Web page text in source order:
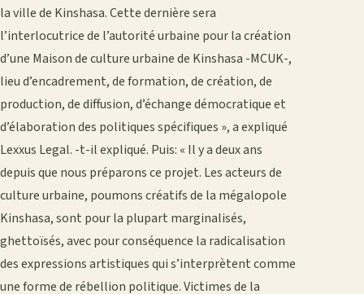
la ville de Kinshasa. Cette dernière sera
l’interlocutrice de l’autorité urbaine pour la création
d’une Maison de culture urbaine de Kinshasa -MCUK-,
lieu d’encadrement, de formation, de création, de
production, de diffusion, d’échange démocratique et
d’élaboration des politiques spécifiques », a expliqué
Lexxus Legal. -t-il expliqué. Puis: « Il y a deux ans
depuis que nous préparons ce projet. Les acteurs de
culture urbaine, poumons créatifs de la mégalopole
Kinshasa, sont pour la plupart marginalisés,
ghettoïsés, avec pour conséquence la radicalisation
des expressions artistiques qui s’interprètent comme
une forme de rébellion politique. Victimes de la